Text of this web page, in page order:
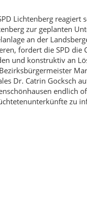
Lichtenberg reagiert
zur geplanten
an der
fordert die SPD die
und konstruktiv an
Dr. Catrin Gocksch
endlich
zu